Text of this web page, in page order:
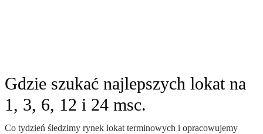
Gdzie szukać najlepszych lokat na
1, 3, 6, 12 i 24 msc.
Co tydzień śledzimy rynek lokat terminowych i opracowujemy